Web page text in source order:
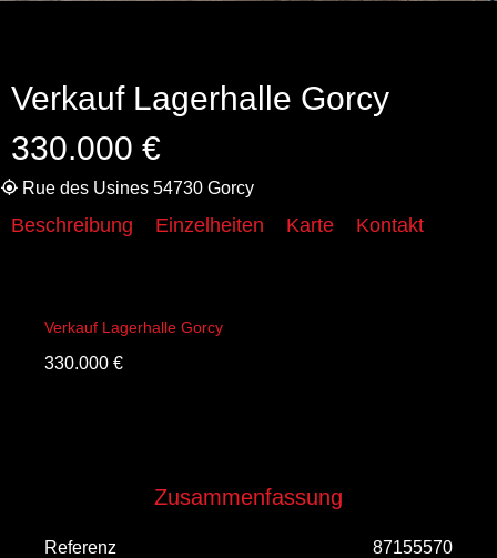
Verkauf Lagerhalle Gorcy
330.000 €
Rue des Usines 54730 Gorcy
Beschreibung Einzelheiten Karte Kontakt
Verkauf Lagerhalle Gorcy
330.000 €
Zusammenfassung
Referenz 87155570